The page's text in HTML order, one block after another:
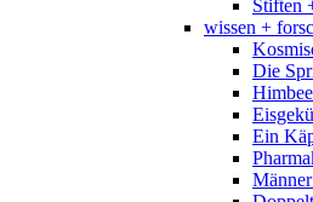
Stiften
wissen +
Die
Ein